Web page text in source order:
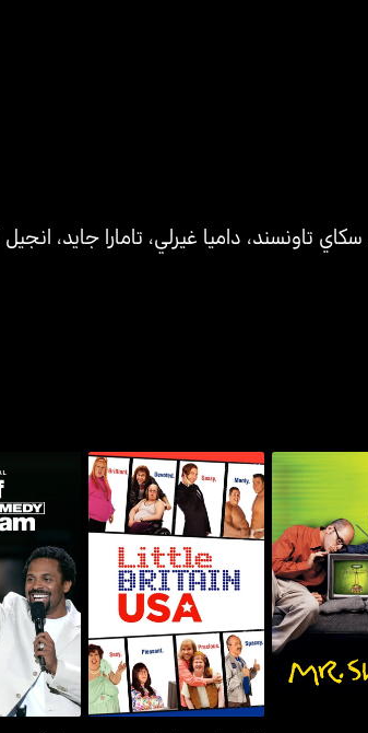
سكاي تاونسند، داميا غيرلي، تامارا جايد، انجيل
شو ليتل بريتن يو إس ايه ديف